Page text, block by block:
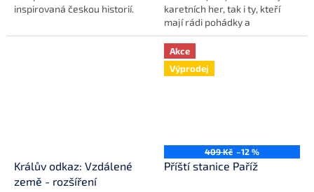
inspirovaná českou historií.
karetních her, tak i ty, kteří
mají rádi pohádky a
strategické plánování. Hra
nabízí dynamický herní zážitek
s prvky náhody...
Králův odkaz: Vzdálené
země - rozšíření
Akce
Výprodej
409 Kč –12 %
Příští stanice Paříž